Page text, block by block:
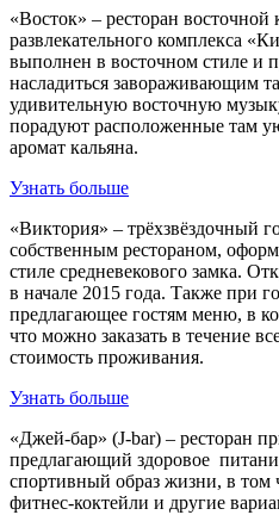
«Восток» – ресторан
развлекательного комплекса
выполнен в восточном стиле и
насладиться завораживающим
удивительную восточную
порадуют расположенные там
аромат кальяна.
Узнать больше
«Виктория» – трёхзвёздочный
собственным рестораном,
стиле средневекового замка.
в начале 2015 года. Также при
предлагающее гостям меню, в
что можно заказать в течение
стоимость проживания.
Узнать больше
«Джей-бар» (J-bar) – ресторан
предлагающий здоровое
спортивный образ жизни, в том
фитнес-коктейли и другие